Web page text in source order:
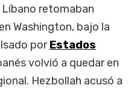
Líbano retomaban
Washington, bajo la
porEstados
volvió a quedar en
Hezbollah acusó a